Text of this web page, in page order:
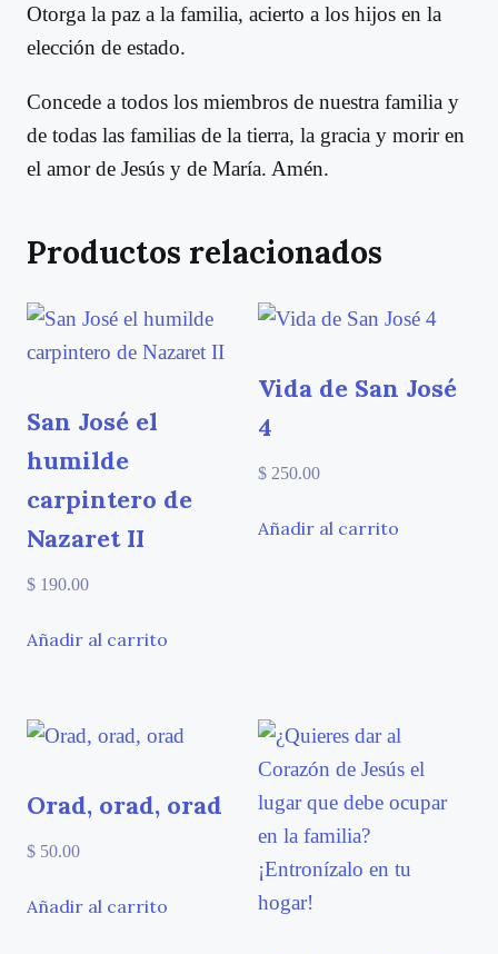
Otorga la paz a la familia, acierto a los hijos en la
elección de estado.
Concede a todos los miembros de nuestra familia y
de todas las familias de la tierra, la gracia y morir en
el amor de Jesús y de María. Amén.
Productos relacionados
San José el
humilde
carpintero de
Nazaret II
$ 190.00
Añadir al carrito
Vida de San José
4
$ 250.00
Añadir al carrito
Orad, orad, orad
$ 50.00
Añadir al carrito